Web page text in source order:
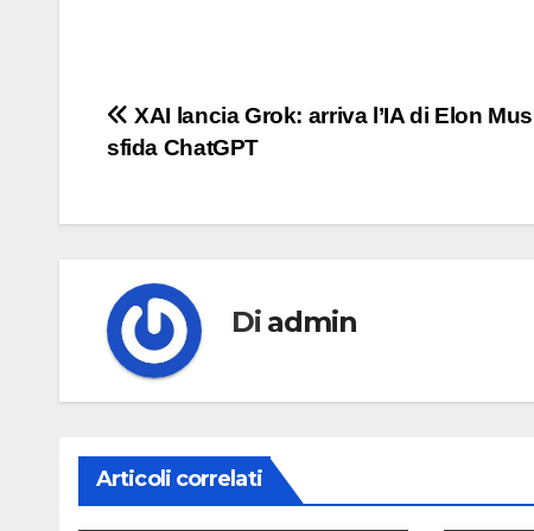
Navigazione
XAI lancia Grok: arriva l’IA di Elon
sfida ChatGPT
Di admin
Articoli correlati